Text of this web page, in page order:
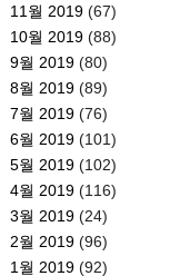
11월 2019(67)
10월 2019(88)
9월 2019(80)
8월 2019(89)
7월 2019(76)
6월 2019(101)
5월 2019(102)
4월 2019(116)
3월 2019(24)
2월 2019(96)
1월 2019(92)